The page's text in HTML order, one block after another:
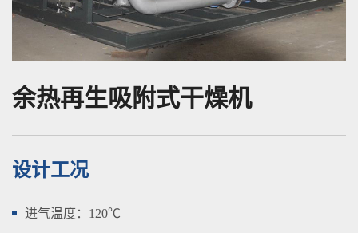
余热再生吸附式干燥机
设计工况
进气温度：120℃